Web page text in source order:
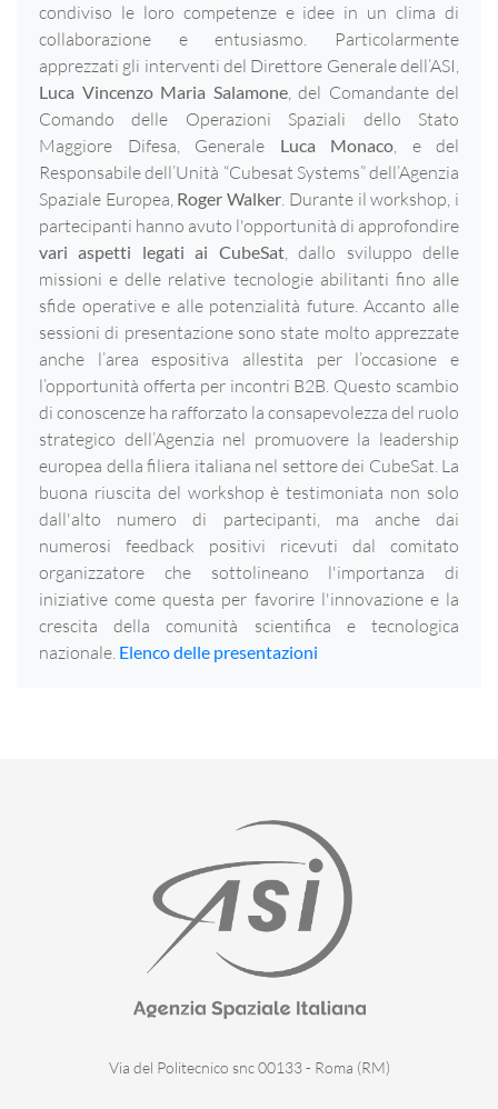
condiviso le loro competenze e idee in un clima di
collaborazione e entusiasmo. Particolarmente
apprezzati gli interventi del Direttore Generale dell’ASI,
Luca Vincenzo Maria Salamone, del Comandante del
Comando delle Operazioni Spaziali dello Stato
Maggiore Difesa, Generale
Luca Monaco, e del
Responsabile dell’Unità “Cubesat Systems” dell’Agenzia
Spaziale Europea, Roger Walker. Durante il workshop, i
partecipanti hanno avuto l'opportunità di approfondire
vari aspetti legati ai CubeSat, dallo sviluppo delle
missioni e delle relative tecnologie abilitanti fino alle
sfide operative e alle potenzialità future. Accanto alle
sessioni di presentazione sono state molto apprezzate
anche l’area espositiva allestita per l’occasione e
l’opportunità offerta per incontri B2B. Questo scambio
di conoscenze ha rafforzato la consapevolezza del ruolo
strategico dell’Agenzia nel promuovere la leadership
europea della filiera italiana nel settore dei CubeSat. La
buona riuscita del workshop è testimoniata non solo
dall'alto numero di partecipanti, ma anche dai
numerosi feedback positivi ricevuti dal comitato
organizzatore che sottolineano l'importanza di
iniziative come questa per favorire l'innovazione e la
crescita della comunità scientifica e tecnologica
nazionale. Elenco delle presentazioni
Via del Politecnico snc 00133 - Roma (RM)